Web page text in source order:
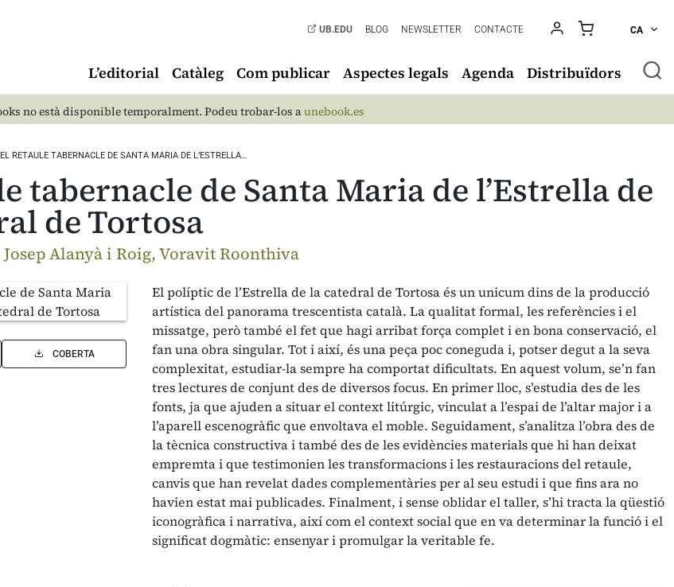
UB.EDU BLOG NEWSLETTER CONTACTE CA
L’editorial Catàleg Com publicar Aspectes legals Agenda Distribuïdors
no està disponible temporalment. Podeu trobar-los aunebook.es
EL RETAULE TABERNACLE DE SANTA MARIA DE L’ESTRELLA…
tabernacle de Santa Maria de l’Estrella de
de Tortosa
Alanyà i Roig, Voravit Roonthiva
COBERTA
El políptic de l’Estrella de la catedral de Tortosa és un unicum dins de la producció
artística del panorama trescentista català. La qualitat formal, les referències i el
missatge, però també el fet que hagi arribat força complet i en bona conservació, el
fan una obra singular. Tot i així, és una peça poc coneguda i, potser degut a la seva
complexitat, estudiar-la sempre ha comportat dificultats. En aquest volum, se’n fan
tres lectures de conjunt des de diversos focus. En primer lloc, s’estudia des de les
fonts, ja que ajuden a situar el context litúrgic, vinculat a l’espai de l’altar major i a
l’aparell escenogràfic que envoltava el moble. Seguidament, s’analitza l’obra des de
la tècnica constructiva i també des de les evidències materials que hi han deixat
empremta i que testimonien les transformacions i les restauracions del retaule,
canvis que han revelat dades complementàries per al seu estudi i que fins ara no
havien estat mai publicades. Finalment, i sense oblidar el taller, s’hi tracta la qüestió
iconogràfica i narrativa, així com el context social que en va determinar la funció i el
significat dogmàtic: ensenyar i promulgar la veritable fe.